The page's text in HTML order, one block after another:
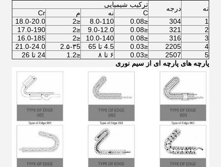
نه
درجه
ترکیب شیمیایی
C
نه م
Cr
1
304
≤0.08
8.0-110
≤2
18.0-20.0
2
321
≤0.08
9.0-12.0
≤2
17.0-190
3
316
≤0.08
10.0-140
≤2
16.0-185
4
2205
≤0.03 4.5 تا 65 2.۵-۳5
21.0-24.0
5
2507
≤0.03 ۶ تا ۸ ≤1.2
24 تا 26
پارچه های پارچه ای از سیم نوری